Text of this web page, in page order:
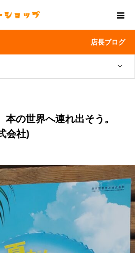
店長ブログ
本の世界へ連れ出そう。
会社)